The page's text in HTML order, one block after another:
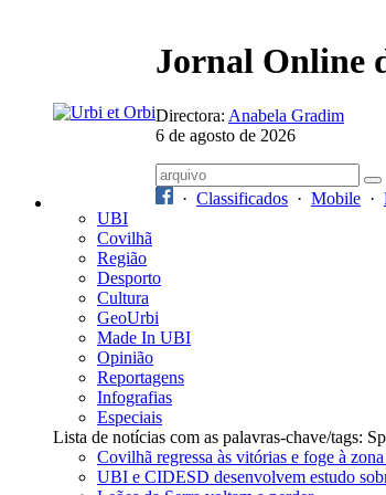
Jornal Online
Directora: Anabela Gradim
6 de agosto de 2026
· Classificados · Mobile ·
UBI
Covilhã
Região
Desporto
Cultura
GeoUrbi
Made In UBI
Opinião
Reportagens
Infografias
Especiais
Lista de notícias com as palavras-chave/tags:
Covilhã regressa às vitórias e foge à
UBI e CIDESD desenvolvem estudo